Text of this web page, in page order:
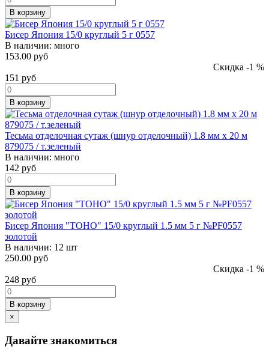
В корзину
Бисер Япония 15/0 круглый 5 г 0557
В наличии: много
153.00 руб
Скидка -1 %
151 руб
В корзину
Тесьма отделочная сутаж (шнур отделочный) 1.8 мм х 20 м
879075 / т.зеленый
В наличии: много
142 руб
В корзину
Бисер Япония "TOHO" 15/0 круглый 1.5 мм 5 г №PF0557
золотой
В наличии: 12 шт
250.00 руб
Скидка -1 %
248 руб
В корзину
×
Давайте знакомиться